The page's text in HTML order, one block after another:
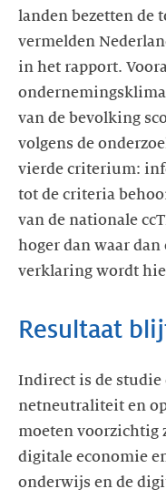
landen bezetten de
vermelden
in het rapport.
van de bevolking
volgens de
vierde criterium:
tot de criteria
van de nationale
hoger dan waar
verklaring wordt
Resultaat
Indirect is de
netneutraliteit en
moeten voorzichtig
digitale economie
onderwijs en de